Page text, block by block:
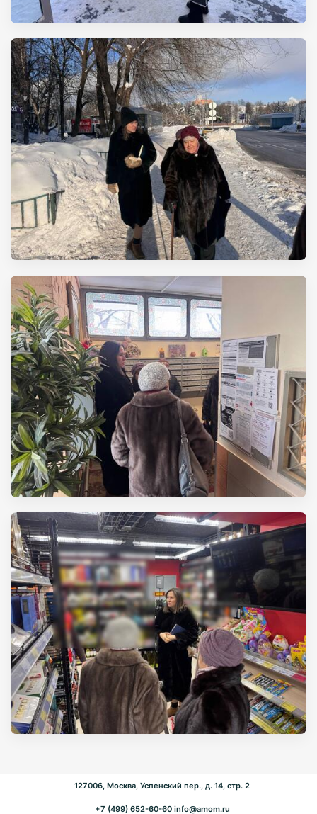
127006, Москва, Успенский пер., д. 14, стр. 2
+7 (499) 652-60-60 info@amom.ru